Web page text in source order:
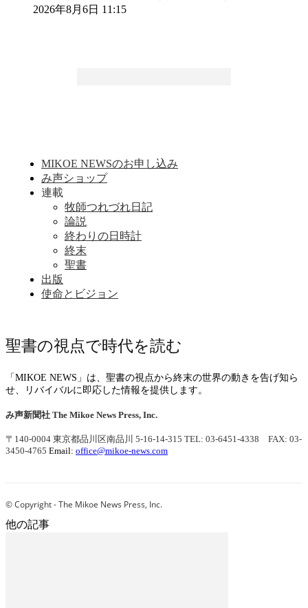
2026年8月6日 11:15
MIKOE NEWSのお申し込み
み声ショップ
連載
牧師つれづれ日記
論説
終わりの日時計
終末
聖書
出版
使命とビジョン
聖書の視点で時代を読む
「MIKOE NEWS」は、聖書の視点から終末の世界の動きを告げ知ら
せ、リバイバルに即応した情報を提供します。
み声新聞社 The Mikoe News Press, Inc.
〒140-0004 東京都品川区南品川 5-16-14-315 TEL: 03-6451-4338 FAX: 03-
3450-4765 Email: office@mikoe-news.com
© Copyright - The Mikoe News Press, Inc.
他の記事